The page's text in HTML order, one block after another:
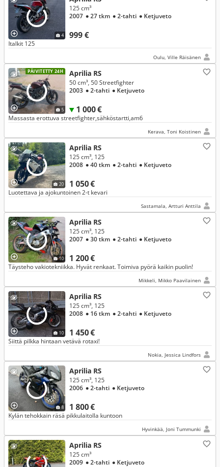
4 999 €
125 cm³
2007 ● 27 tkm ● 2-tahti ● Ketjuveto
Italkit 125
Oulu, Ville Räisänen
PÄIVITETTY 24H
5
Aprilia RS
1 000 €
50 cm³, 50 Streetfighter
2003 ● 2-tahti ● Ketjuveto
Massasta erottuva streetfighter,sähköstartti,am6
Kerava, Toni Koistinen
20
Aprilia RS
1 050 €
125 cm³, 125
2008 ● 40 tkm ● 2-tahti ● Ketjuveto
Luotettava ja ajokuntoinen 2-t kevari
Sastamala, Artturi Anttila
10
Aprilia RS
1 200 €
125 cm³, 125
2007 ● 30 tkm ● 2-tahti ● Ketjuveto
Täysteho vakiotekniikka. Hyvät renkaat. Toimiva pyörä kaikin puolin!
Mikkeli, Mikko Paavilainen
10
Aprilia RS
1 450 €
125 cm³, 125
2008 ● 16 tkm ● 2-tahti ● Ketjuveto
Siittä pilkka hintaan vetävä rotaxi!
Nokia, Jessica Lindfors
8
Aprilia RS
1 800 €
125 cm³, 125
2006 ● 2-tahti ● Ketjuveto
Kylän tehokkain räsä pikkulaitolla kuntoon
Hyvinkää, Joni Tummunki
Aprilia RS
125 cm³
2009 ● 2-tahti ● Ketjuveto